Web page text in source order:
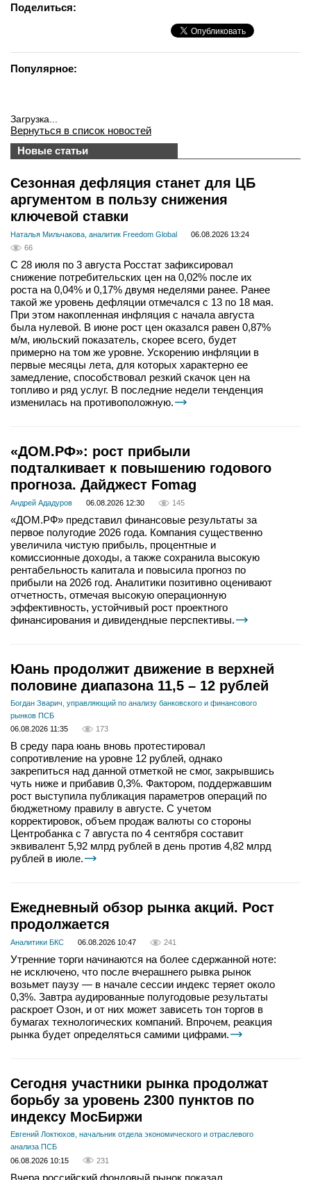
Поделиться:
Популярное:
Загрузка...
Вернуться в список новостей
Новые статьи
Сезонная дефляция станет для ЦБ
аргументом в пользу снижения
ключевой ставки
Наталья Мильчакова, аналитик Freedom Global
06.08.2026 13:24
66
С 28 июля по 3 августа Росстат зафиксировал
снижение потребительских цен на 0,02% после их
роста на 0,04% и 0,17% двумя неделями ранее. Ранее
такой же уровень дефляции отмечался с 13 по 18 мая.
При этом накопленная инфляция с начала августа
была нулевой. В июне рост цен оказался равен 0,87%
м/м, июльский показатель, скорее всего, будет
примерно на том же уровне. Ускорению инфляции в
первые месяцы лета, для которых характерно ее
замедление, способствовал резкий скачок цен на
топливо и ряд услуг. В последние недели тенденция
изменилась на противоположную.
«ДОМ.РФ»: рост прибыли
подталкивает к повышению годового
прогноза. Дайджест Fomag
Андрей Ададуров 06.08.2026 12:30 145
«ДОМ.РФ» представил финансовые результаты за
первое полугодие 2026 года. Компания существенно
увеличила чистую прибыль, процентные и
комиссионные доходы, а также сохранила высокую
рентабельность капитала и повысила прогноз по
прибыли на 2026 год. Аналитики позитивно оценивают
отчетность, отмечая высокую операционную
эффективность, устойчивый рост проектного
финансирования и дивидендные перспективы.
Юань продолжит движение в верхней
половине диапазона 11,5 – 12 рублей
Богдан Зварич, управляющий по анализу банковского и финансового
рынков ПСБ
06.08.2026 11:35
173
В среду пара юань вновь протестировал
сопротивление на уровне 12 рублей, однако
закрепиться над данной отметкой не смог, закрывшись
чуть ниже и прибавив 0,3%. Фактором, поддержавшим
рост выступила публикация параметров операций по
бюджетному правилу в августе. С учетом
корректировок, объем продаж валюты со стороны
Центробанка с 7 августа по 4 сентября составит
эквивалент 5,92 млрд рублей в день против 4,82 млрд
рублей в июле.
Ежедневный обзор рынка акций. Рост
продолжается
Аналитики БКС 06.08.2026 10:47 241
Утренние торги начинаются на более сдержанной ноте:
не исключено, что после вчерашнего рывка рынок
возьмет паузу — в начале сессии индекс теряет около
0,3%. Завтра аудированные полугодовые результаты
раскроет Озон, и от них может зависеть тон торгов в
бумагах технологических компаний. Впрочем, реакция
рынка будет определяться самими цифрами.
Сегодня участники рынка продолжат
борьбу за уровень 2300 пунктов по
индексу МосБиржи
Евгений Локтюхов, начальник отдела экономического и отраслевого
анализа ПСБ
06.08.2026 10:15
231
Вчера российский фондовый рынок показал